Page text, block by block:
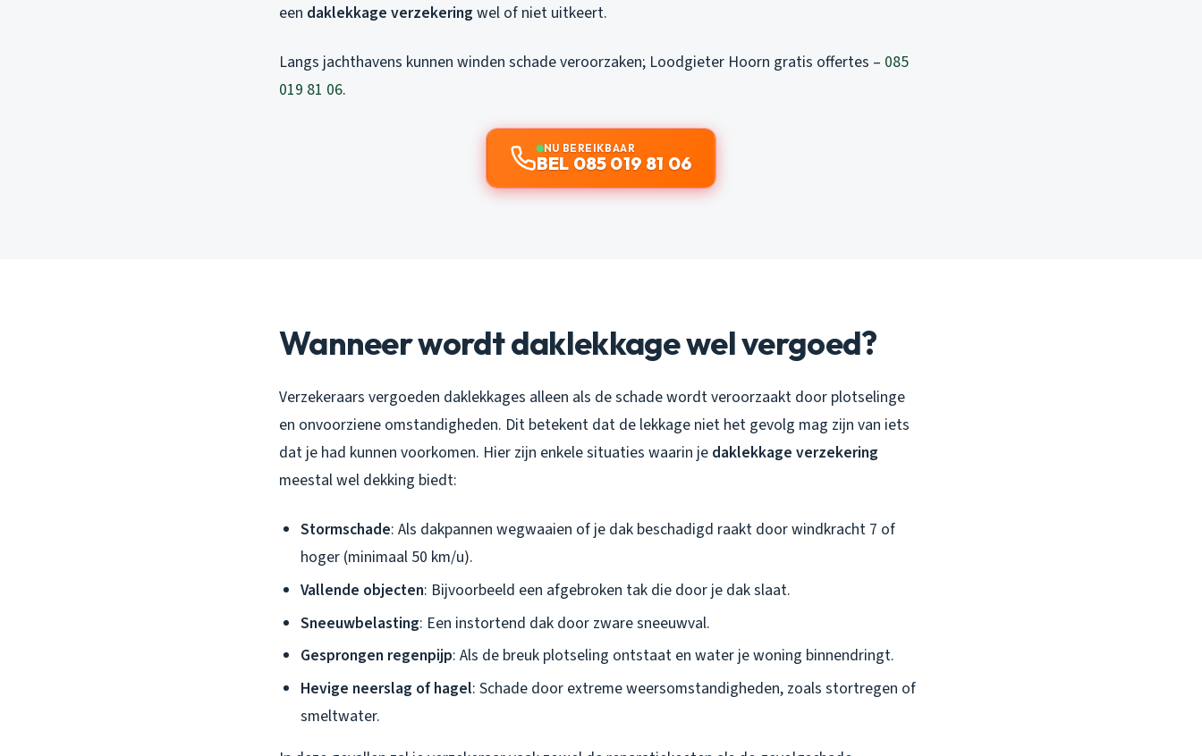
een daklekkage verzekering wel of niet uitkeert.
Langs jachthavens kunnen winden schade veroorzaken; Loodgieter Hoorn gratis offertes – 085
019 81 06.
NU BEREIKBAAR
BEL 085 019 81 06
Wanneer wordt daklekkage wel vergoed?
Verzekeraars vergoeden daklekkages alleen als de schade wordt veroorzaakt door plotselinge
en onvoorziene omstandigheden. Dit betekent dat de lekkage niet het gevolg mag zijn van iets
dat je had kunnen voorkomen. Hier zijn enkele situaties waarin je daklekkage verzekering
meestal wel dekking biedt:
Stormschade: Als dakpannen wegwaaien of je dak beschadigd raakt door windkracht 7 of
hoger (minimaal 50 km/u).
Vallende objecten: Bijvoorbeeld een afgebroken tak die door je dak slaat.
Sneeuwbelasting: Een instortend dak door zware sneeuwval.
Gesprongen regenpijp: Als de breuk plotseling ontstaat en water je woning binnendringt.
Hevige neerslag of hagel: Schade door extreme weersomstandigheden, zoals stortregen of
smeltwater.